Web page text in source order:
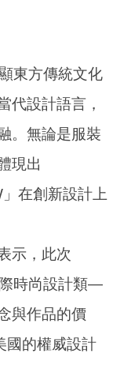
東方傳統文化
代設計語言，
。無論是服裝
現出
在創新設計上
示，此次
際時尚設計類—
與作品的價
國的權威設計